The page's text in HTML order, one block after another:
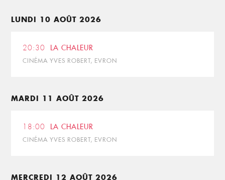
LUNDI 10 AOÛT 2026
20:30 LA CHALEUR
CINÉMA YVES ROBERT, EVRON
MARDI 11 AOÛT 2026
18:00 LA CHALEUR
CINÉMA YVES ROBERT, EVRON
MERCREDI 12 AOÛT 2026